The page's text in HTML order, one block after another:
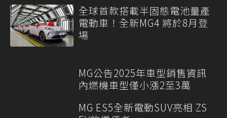
全球首款搭載半固態電池量產
電動車！全新MG4 將於8月登
場
MG公告2025年車型銷售資訊
內燃機車型僅小漲2至3萬
MG ES5全新電動SUV亮相 ZS